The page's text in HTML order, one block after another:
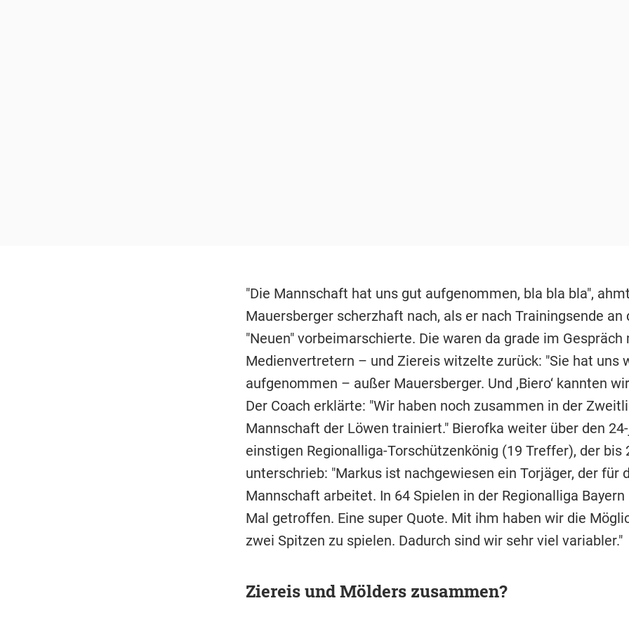
"Die Mannschaft hat uns gut aufgenommen, bla bla bla",
Mauersberger scherzhaft nach, als er nach Trainingsende an
"Neuen" vorbeimarschierte. Die waren da grade im Gespräch
Medienvertretern – und Ziereis witzelte zurück: "Sie hat uns
aufgenommen – außer Mauersberger. Und ‚Biero‘ kannten
Der Coach erklärte: "Wir haben noch zusammen in der
Mannschaft der Löwen trainiert." Bierofka weiter über den
einstigen Regionalliga-Torschützenkönig (19 Treffer), der bis
unterschrieb: "Markus ist nachgewiesen ein Torjäger, der für
Mannschaft arbeitet. In 64 Spielen in der Regionalliga Bayern
Mal getroffen. Eine super Quote. Mit ihm haben wir die
zwei Spitzen zu spielen. Dadurch sind wir sehr viel variabler."
Ziereis und Mölders zusammen?